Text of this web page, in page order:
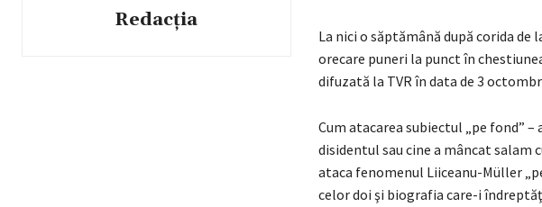
Redacția
La nici o săptămână după corida de
orecare puneri la punct în
difuzată la TVR în data de 3
Cum atacarea subiectul „pe fond”
disidentul sau cine a mâncat salam
ataca fenomenul Liiceanu-Müller
celor doi şi biografia care-i